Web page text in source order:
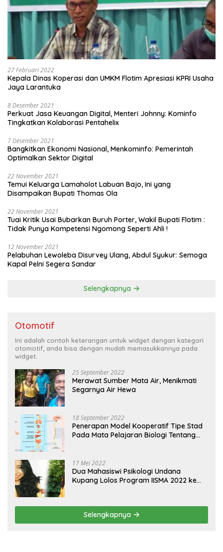
27 Februari 2022
Kepala Dinas Koperasi dan UMKM Flotim Apresiasi KPRI Usaha
Jaya Larantuka
8 Desember 2021
Perkuat Jasa Keuangan Digital, Menteri Johnny: Kominfo
Tingkatkan Kolaborasi Pentahelix
7 Desember 2021
Bangkitkan Ekonomi Nasional, Menkominfo: Pemerintah
Optimalkan Sektor Digital
22 November 2021
Temui Keluarga Lamaholot Labuan Bajo, Ini yang
Disampaikan Bupati Thomas Ola
22 November 2021
Tuai Kritik Usai Bubarkan Buruh Porter, Wakil Bupati Flotim :
Tidak Punya Kompetensi Ngomong Seperti Ahli !
12 November 2021
Pelabuhan Lewoleba Disurvey Ulang, Abdul Syukur: Semoga
Kapal Pelni Segera Sandar
Selengkapnya
Otomotif
Ini adalah contoh keterangan untuk widget dengan kategori
otomotif, anda bisa dengan mudah memasukkannya pada
widget.
25 September 2022
Merawat Sumber Mata Air, Menikmati
Segarnya Air Hewa
18 September 2022
Penerapan Model Kooperatif Tipe Stad
Pada Mata Pelajaran Biologi Tentang
17 Mei 2022
Dua Mahasiswi Psikologi Undana
Kupang Lolos Program IISMA 2022 ke
Selengkapnya